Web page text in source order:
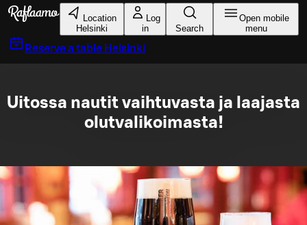
Skip to main content
Location
Helsinki
Log
in
Search
Open mobile
menu
Reserve a table Helsinki
Uitossa nautit vaihtuvasta ja laajasta
olutvalikoimasta!